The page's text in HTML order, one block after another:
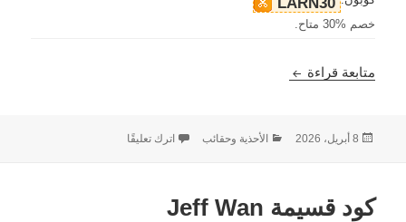
LARN30
خصم %30 متاح.
متابعة قراءة كود قسيمة Larnmern Work
نُشرت
8 أبريل، 2026 التصنيفات
الأحذية وحقائب اترك تعليقًا
كود قسيمة Jeff Wan